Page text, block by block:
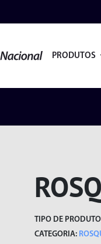
PRODUTOS
ACESSÓRIOS
TIPO DE
CATEGORIA: